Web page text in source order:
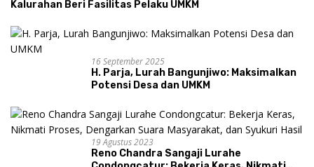
Kalurahan Beri Fasilitas Pelaku UMKM
16 September 2025
H. Parja, Lurah Bangunjiwo: Maksimalkan
Potensi Desa dan UMKM
19 Agustus 2023
Reno Chandra Sangaji Lurahe